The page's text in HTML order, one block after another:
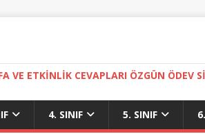
VE ETKINLIK CEVAPLARI ÖZGÜN ÖDEV
4. SINIF 5. SINIF